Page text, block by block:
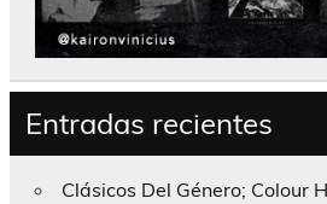
Entradas recientes
Clásicos Del Género; Colour